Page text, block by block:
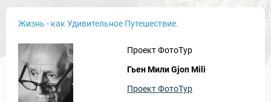
Жизнь - как Удивительное Путешествие.
Проект ФотоТур
Гьен Мили Gjon Mili
Проект ФотоТур